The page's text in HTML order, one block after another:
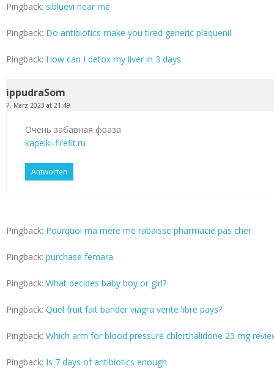
Pingback: sibluevi near me
Pingback: Do antibiotics make you tired generic plaquenil
Pingback: How can I detox my liver in 3 days
ippudraSom
7. März 2023 at 21:49
Очень забавная фраза
kapelki-firefit.ru
Antworten
Pingback: Pourquoi ma mere me rabaisse pharmacie pas cher
Pingback: purchase femara
Pingback: What decides baby boy or girl?
Pingback: Quel fruit fait bander viagra vente libre pays?
Pingback: Which arm for blood pressure chlorthalidone 25 mg
Pingback: Is 7 days of antibiotics enough